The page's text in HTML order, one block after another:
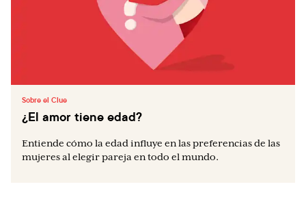
Sobre el Clue
¿El amor tiene edad?
Entiende cómo la edad influye en las preferencias de las
mujeres al elegir pareja en todo el mundo.